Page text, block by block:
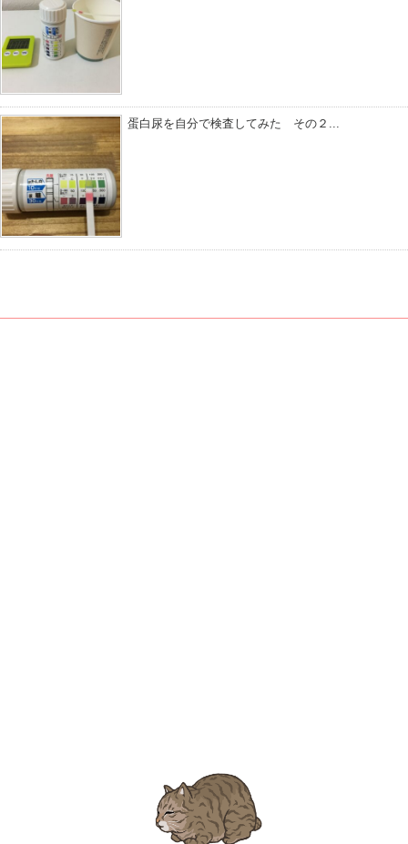
蛋白尿を自分で検査してみた その２...